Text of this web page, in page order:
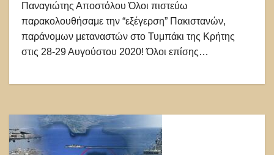
Παναγιώτης Αποστόλου Όλοι πιστεύω
παρακολουθήσαμε την “εξέγερση” Πακιστανών,
παράνομων μεταναστών στο Τυμπάκι της Κρήτης
στις 28-29 Αυγούστου 2020! Όλοι επίσης…